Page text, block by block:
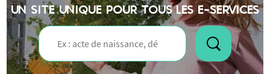
UN SITE UNIQUE POUR TOUS LES E-SERVICES